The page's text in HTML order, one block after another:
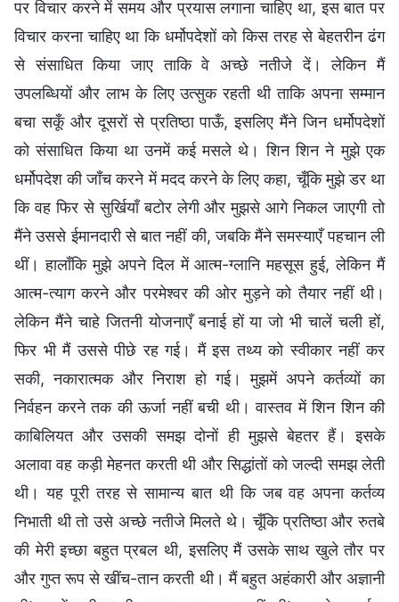
पर विचार करने में समय और प्रयास लगाना चाहिए था, इस बात पर
विचार करना चाहिए था कि धर्मोपदेशों को किस तरह से बेहतरीन ढंग
से संसाधित किया जाए ताकि वे अच्छे नतीजे दें। लेकिन मैं
उपलब्धियों और लाभ के लिए उत्सुक रहती थी ताकि अपना सम्मान
बचा सकूँ और दूसरों से प्रतिष्ठा पाऊँ, इसलिए मैंने जिन धर्मोपदेशों
को संसाधित किया था उनमें कई मसले थे। शिन शिन ने मुझे एक
धर्मोपदेश की जाँच करने में मदद करने के लिए कहा, चूँकि मुझे डर था
कि वह फिर से सुर्खियाँ बटोर लेगी और मुझसे आगे निकल जाएगी तो
मैंने उससे ईमानदारी से बात नहीं की, जबकि मैंने समस्याएँ पहचान ली
थीं। हालाँकि मुझे अपने दिल में आत्म-ग्लानि महसूस हुई, लेकिन मैं
आत्म-त्याग करने और परमेश्वर की ओर मुड़ने को तैयार नहीं थी।
लेकिन मैंने चाहे जितनी योजनाएँ बनाई हों या जो भी चालें चली हों,
फिर भी मैं उससे पीछे रह गई। मैं इस तथ्य को स्वीकार नहीं कर
सकी, नकारात्मक और निराश हो गई। मुझमें अपने कर्तव्यों का
निर्वहन करने तक की ऊर्जा नहीं बची थी। वास्तव में शिन शिन की
काबिलियत और उसकी समझ दोनों ही मुझसे बेहतर हैं। इसके
अलावा वह कड़ी मेहनत करती थी और सिद्धांतों को जल्दी समझ लेती
थी। यह पूरी तरह से सामान्य बात थी कि जब वह अपना कर्तव्य
निभाती थी तो उसे अच्छे नतीजे मिलते थे। चूँकि प्रतिष्ठा और रुतबे
की मेरी इच्छा बहुत प्रबल थी, इसलिए मैं उसके साथ खुले तौर पर
और गुप्त रूप से खींच-तान करती थी। मैं बहुत अहंकारी और अज्ञानी